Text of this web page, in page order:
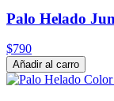
Palo Helado
$790
Añadir al carro